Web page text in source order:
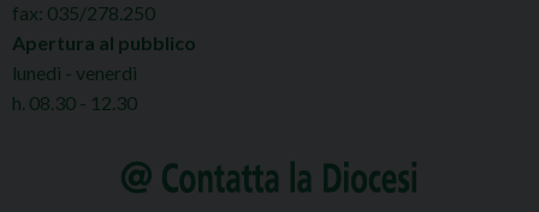
fax: 035/278.250
Apertura al pubblico
lunedì - venerdì
h. 08.30 - 12.30